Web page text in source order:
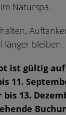
im Naturspa.
länger bleiben.
ist gültig
11.
bis 13.